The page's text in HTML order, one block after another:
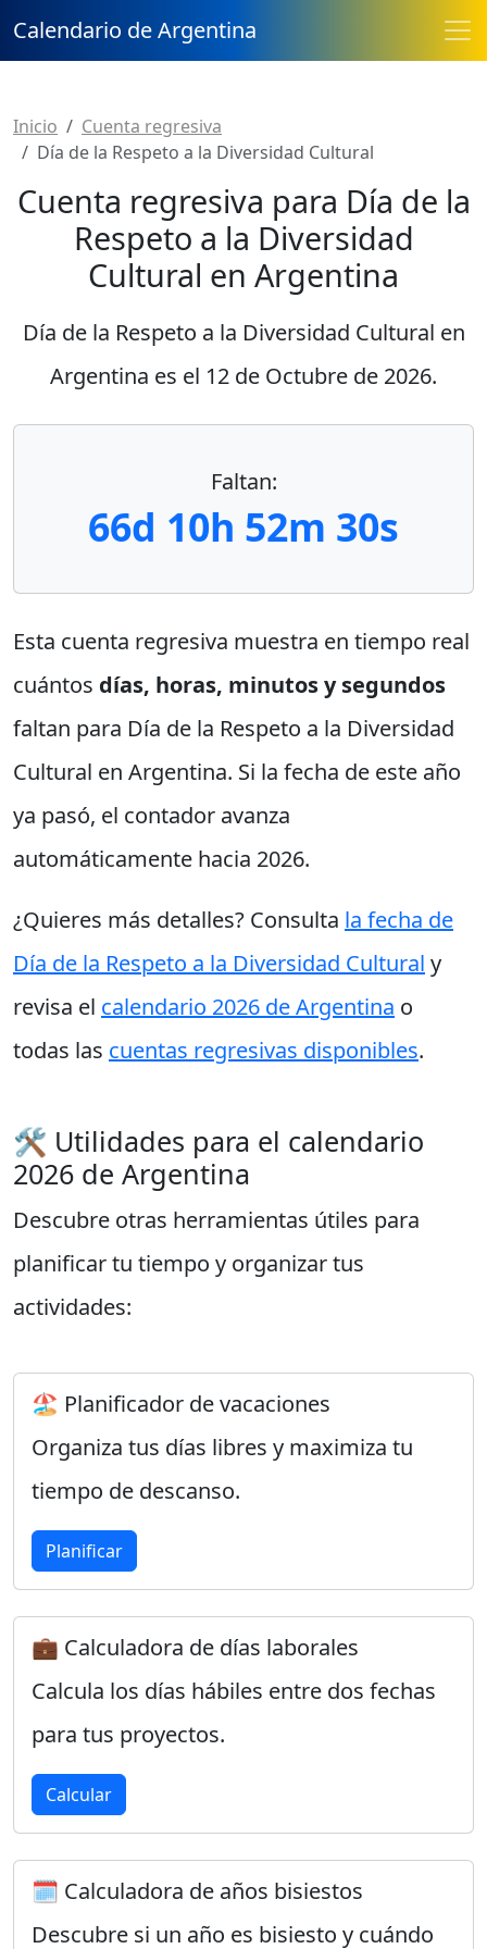
Calendario de Argentina
Inicio
Cuenta regresiva
Día de la Respeto a la Diversidad Cultural
Cuenta regresiva para Día de la
Respeto a la Diversidad
Cultural en Argentina
Día de la Respeto a la Diversidad Cultural en
Argentina es el 12 de Octubre de 2026.
Faltan:
66d 10h 52m 30s
Esta cuenta regresiva muestra en tiempo real
cuántos días, horas, minutos y segundos
faltan para Día de la Respeto a la Diversidad
Cultural en Argentina. Si la fecha de este año
ya pasó, el contador avanza
automáticamente hacia 2026.
¿Quieres más detalles? Consulta la fecha de
Día de la Respeto a la Diversidad Cultural y
revisa el calendario 2026 de Argentina o
todas las cuentas regresivas disponibles.
🛠️ Utilidades para el calendario
2026 de Argentina
Descubre otras herramientas útiles para
planificar tu tiempo y organizar tus
actividades:
🏖️ Planificador de vacaciones
Organiza tus días libres y maximiza tu
tiempo de descanso.
Planificar
💼 Calculadora de días laborales
Calcula los días hábiles entre dos fechas
para tus proyectos.
Calcular
🗓️ Calculadora de años bisiestos
Descubre si un año es bisiesto y cuándo